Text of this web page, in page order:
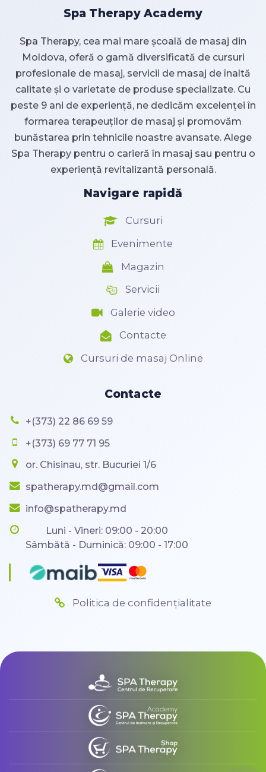
Spa Therapy Academy
Spa Therapy, cea mai mare școală de masaj din
Moldova, oferă o gamă diversificată de cursuri
profesionale de masaj, servicii de masaj de înaltă
calitate și o varietate de produse specializate. Cu
peste 9 ani de experiență, ne dedicăm excelenței în
formarea terapeuților de masaj și promovăm
bunăstarea prin tehnicile noastre avansate. Alege
Spa Therapy pentru o carieră în masaj sau pentru o
experiență revitalizantă personală.
Navigare rapidă
Cursuri
Evenimente
Magazin
Servicii
Galerie video
Contacte
Cursuri de masaj Online
Contacte
+(373) 22 86 69 59
+(373) 69 77 71 95
or. Chisinau, str. Bucuriei 1/6
spatherapy.md@gmail.com
info@spatherapy.md
Luni - Vineri: 09:00 - 20:00
Sâmbătă - Duminică: 09:00 - 17:00
Politica de confidențialitate